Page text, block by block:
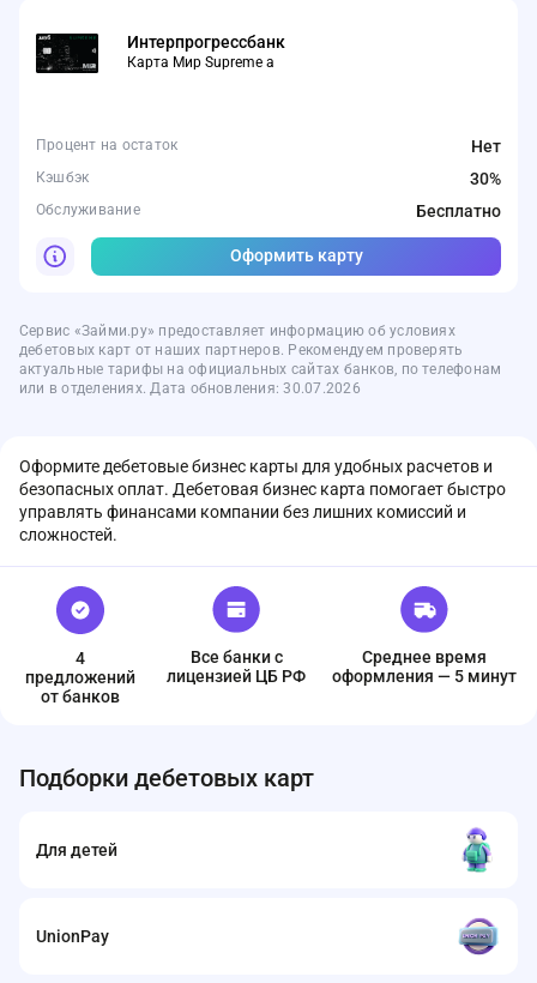
Интерпрогрессбанк
Карта Мир Supreme а
Процент на остаток Нет
Кэшбэк 30%
Обслуживание Бесплатно
Оформить карту
Сервис «Займи.ру» предоставляет информацию об условиях
дебетовых карт от наших партнеров. Рекомендуем проверять
актуальные тарифы на официальных сайтах банков, по телефонам
или в отделениях. Дата обновления: 30.07.2026
Оформите дебетовые бизнес карты для удобных расчетов и
безопасных оплат. Дебетовая бизнес карта помогает быстро
управлять финансами компании без лишних комиссий и
сложностей.
4
предложений
от банков
Все банки с
лицензией ЦБ РФ
Среднее время
оформления — 5 минут
Подборки дебетовых карт
Для детей
UnionPay